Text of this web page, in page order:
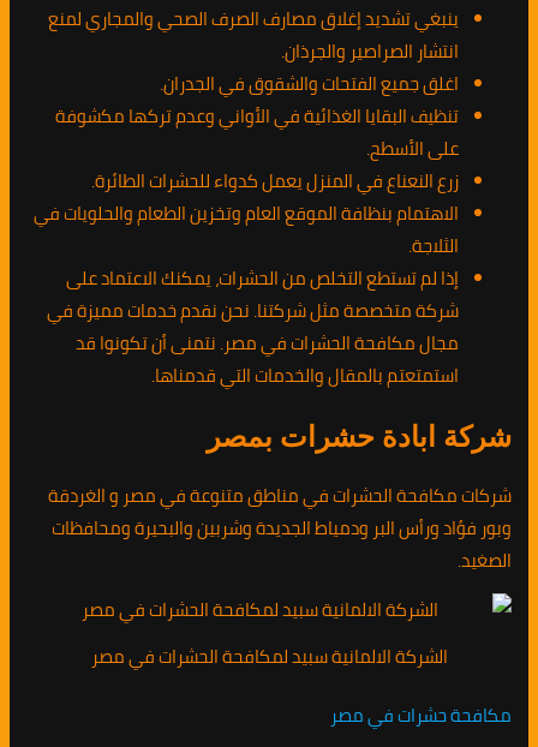
ينبغي تشديد إغلاق مصارف الصرف الصحي والمجاري لمنع
انتشار الصراصير والجرذان.
اغلق جميع الفتحات والشقوق في الجدران.
تنظيف البقايا الغذائية في الأواني وعدم تركها مكشوفة
على الأسطح.
زرع النعناع في المنزل يعمل كدواء للحشرات الطائرة.
الاهتمام بنظافة الموقع العام وتخزين الطعام والحلويات في
الثلاجة.
إذا لم تستطع التخلص من الحشرات، يمكنك الاعتماد على
شركة متخصصة مثل شركتنا. نحن نقدم خدمات مميزة في
مجال مكافحة الحشرات في مصر. نتمنى أن تكونوا قد
استمتعتم بالمقال والخدمات التي قدمناها.
شركة ابادة حشرات بمصر
شركات مكافحة الحشرات في مناطق متنوعة في مصر و الغردقة
وبور فؤاد ورأس البر ودمياط الجديدة وشربين والبحيرة ومحافظات
الصغيد.
الشركة الالمانية سبيد لمكافحة الحشرات في مصر
مكافحة حشرات في مصر